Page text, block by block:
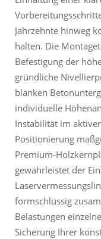
Jahrzehnte hinweg
halten. Die
Befestigung der
gründliche
blanken
individuelle
Instabilität im
Positionierung
Premium-
gewährleistet der
formschlüssig
Belastungen
Sicherung Ihrer